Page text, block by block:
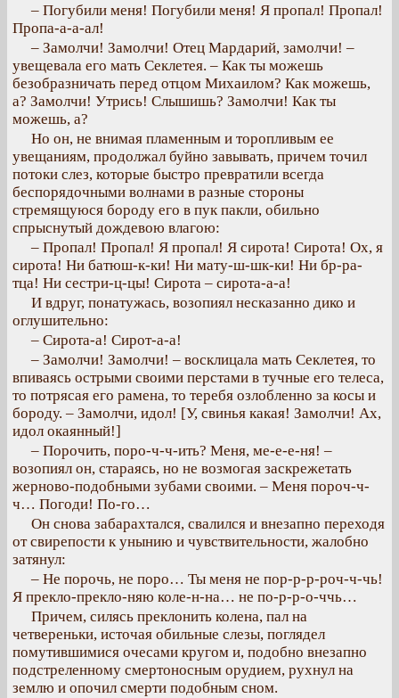
– Погубили меня! Погубили меня! Я пропал! Пропал!
Пропа-а-а-ал!
– Замолчи! Замолчи! Отец Мардарий, замолчи! –
увещевала его мать Секлетея. – Как ты можешь
безобразничать перед отцом Михаилом? Как можешь,
а? Замолчи! Утрись! Слышишь? Замолчи! Как ты
можешь, а?
Но он, не внимая пламенным и торопливым ее
увещаниям, продолжал буйно завывать, причем точил
потоки слез, которые быстро превратили всегда
беспорядочными волнами в разные стороны
стремящуюся бороду его в пук пакли, обильно
спрыснутый дождевою влагою:
– Пропал! Пропал! Я пропал! Я сирота! Сирота! Ох, я
сирота! Ни батюш-к-ки! Ни мату-ш-шк-ки! Ни бр-ра-
тца! Ни сестри-ц-цы! Сирота – сирота-а-а!
И вдруг, понатужась, возопиял несказанно дико и
оглушительно:
– Сирота-a! Сирот-а-а!
– Замолчи! Замолчи! – восклицала мать Секлетея, то
впиваясь острыми своими перстами в тучные его телеса,
то потрясая его рамена, то теребя озлобленно за косы и
бороду. – Замолчи, идол! [У, свинья какая! Замолчи! Ах,
идол окаянный!]
– Порочить, поро-ч-ч-ить? Меня, ме-е-е-ня! –
возопиял он, стараясь, но не возмогая заскрежетать
жерново-подобными зубами своими. – Меня пороч-ч-
ч… Погоди! По-го…
Он снова забарахтался, свалился и внезапно переходя
от свирепости к унынию и чувствительности, жалобно
затянул:
– Не порочь, не поро… Ты меня не пор-р-р-роч-ч-чь!
Я прекло-прекло-няю коле-н-на… не по-р-р-о-ччь…
Причем, силясь преклонить колена, пал на
четвереньки, источая обильные слезы, поглядел
помутившимися очесами кругом и, подобно внезапно
подстреленному смертоносным орудием, рухнул на
землю и опочил смерти подобным сном.